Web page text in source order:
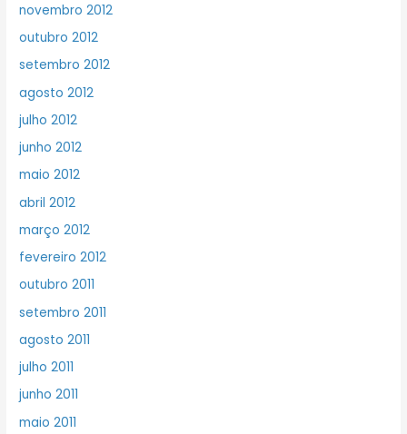
novembro 2012
outubro 2012
setembro 2012
agosto 2012
julho 2012
junho 2012
maio 2012
abril 2012
março 2012
fevereiro 2012
outubro 2011
setembro 2011
agosto 2011
julho 2011
junho 2011
maio 2011